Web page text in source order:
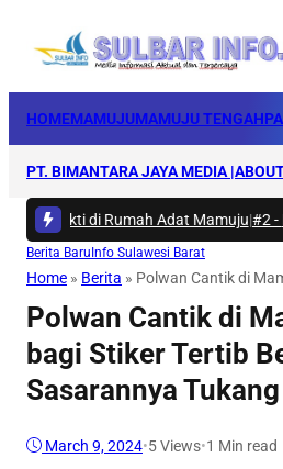
HOMEMAMUJUMAMUJU TENGAH
PT. BIMANTARA JAYA MEDIA |
Bakti di Rumah Adat Mamuju|#2 -
Berita Baru Info Sulawesi Barat
Home » Berita » Polwan Cantik di
Polwan Cantik di
bagi Stiker Tertib
Sasarannya
March 9, 2024•5Views•1 Min read